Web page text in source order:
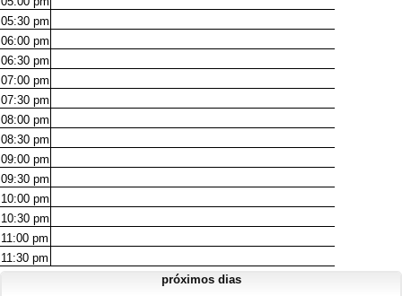
05:30 pm
06:00 pm
06:30 pm
07:00 pm
07:30 pm
08:00 pm
08:30 pm
09:00 pm
09:30 pm
10:00 pm
10:30 pm
11:00 pm
11:30 pm
próximos dias